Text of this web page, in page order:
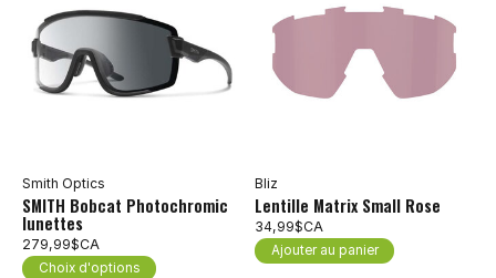
Smith Optics
SMITH Bobcat Photochromic
lunettes
279,99$CA
Choix d'options
Bliz
Lentille Matrix Small Rose
34,99$CA
Ajouter au panier